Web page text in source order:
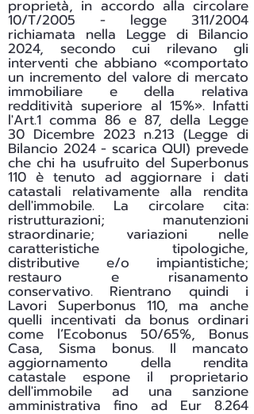
proprietà, in accordo alla circolare
10/T/2005 - legge 311/2004
richiamata nella Legge di Bilancio
2024, secondo cui rilevano gli
interventi che abbiano «comportato
un incremento del valore di mercato
immobiliare e della relativa
redditività superiore al 15%». Infatti
l'Art.1 comma 86 e 87, della Legge
30 Dicembre 2023 n.213 (Legge di
Bilancio 2024 - scaricaQUI) prevede
che chi ha usufruito del Superbonus
110 è tenuto ad aggiornare i dati
catastali relativamente alla rendita
dell'immobile. La circolare cita:
ristrutturazioni; manutenzioni
straordinarie; variazioni nelle
caratteristiche tipologiche,
distributive e/o impiantistiche;
restauro e risanamento
conservativo. Rientrano quindi i
Lavori Superbonus 110, ma anche
quelli incentivati da bonus ordinari
come l’Ecobonus 50/65%, Bonus
Casa, Sisma bonus. Il mancato
aggiornamento della rendita
catastale espone il proprietario
dell'immobile ad una sanzione
amministrativa fino ad Eur 8.264